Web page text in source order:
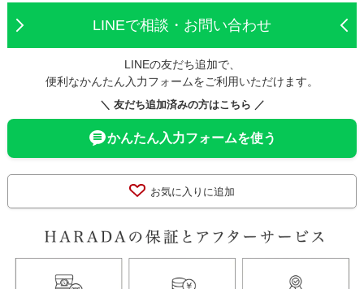
LINEで相談・お問い合わせ
LINEの友だち追加で、
便利なかんたん入力フォームをご利用いただけます。
＼ 友だち追加済みの方はこちら ／
かんたん入力フォームを使う
お気に入りに追加